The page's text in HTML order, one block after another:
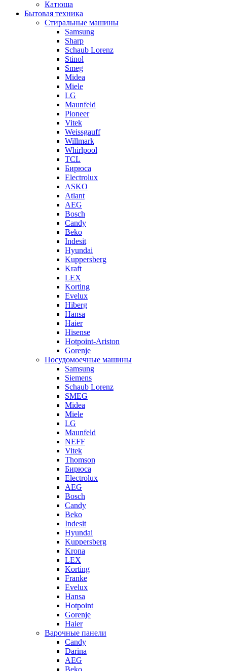
Катюша
Бытовая техника
Стиральные машины
Samsung
Sharp
Schaub Lorenz
Stinol
Smeg
Midea
Miele
LG
Maunfeld
Pioneer
Vitek
Weissgauff
Willmark
Whirlpool
TCL
Бирюса
Electrolux
ASKO
Atlant
AEG
Bosch
Candy
Beko
Indesit
Hyundai
Kuppersberg
Kraft
LEX
Korting
Evelux
Hiberg
Hansa
Haier
Hisense
Hotpoint-Ariston
Gorenje
Посудомоечные машины
Samsung
Siemens
Schaub Lorenz
SMEG
Midea
Miele
LG
Maunfeld
NEFF
Vitek
Thomson
Бирюса
Electrolux
AEG
Bosch
Candy
Beko
Indesit
Hyundai
Kuppersberg
Krona
LEX
Korting
Franke
Evelux
Hansa
Hotpoint
Gorenje
Haier
Варочные панели
Candy
Darina
AEG